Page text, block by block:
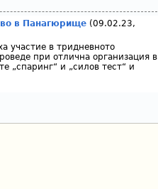
в Панагюрище(09.02.23,
участие в тридневното
при отлична организация в
„спаринг“ и „силов тест“ и